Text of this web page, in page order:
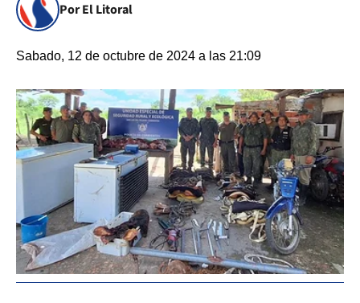
Por El Litoral
Sabado, 12 de octubre de 2024 a las 21:09